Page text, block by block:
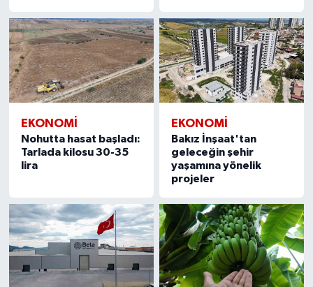
EKONOMİ
Nohutta hasat başladı:
Tarlada kilosu 30-35
lira
EKONOMİ
Bakız İnşaat'tan
geleceğin şehir
yaşamına yönelik
projeler